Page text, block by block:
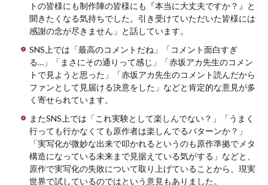
トの皆様にも制作陣の皆様にも『本当に大丈夫ですか？』と
聞きたくなる気持ちでした。引き受けていただいた皆様には
感謝の念が尽きません」と話しています。
SNS上では「最高のコメントだね」「コメント面白すぎ
る…」「まさにその通りって感じ」「赤坂アカ先生のコメン
トで見ようと思った」「赤坂アカ先生のコメント読んだから
ファンとして見届ける決意をした」などと肯定的な意見が多
く寄せられています。
またSNS上では「これ実験として楽しんでない？」「うまく
行っても行かなくても原作者は楽しんでるパターンか？」
「実写化が微妙な出来で叩かれるというのも原作準拠でメタ
構造になっている未来まで見据えている気がする」などと、
原作で実写化の失敗について取り上げていることから、現実
世界で試しているのではという意見もありました。